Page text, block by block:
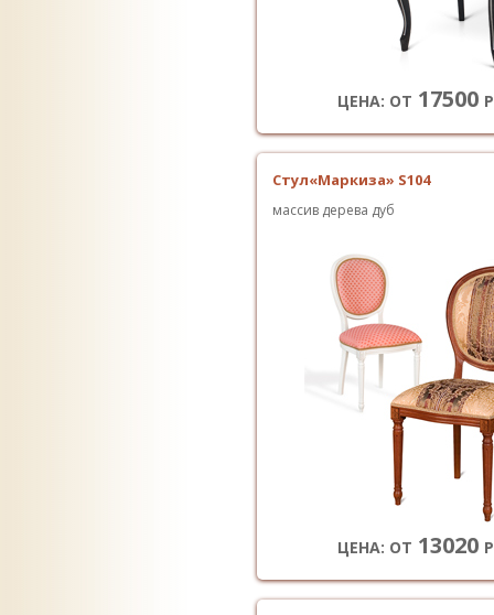
ЦЕНА: ОТ 17500
Стул«Маркиза» S104
массив дерева дуб
ЦЕНА: ОТ 13020